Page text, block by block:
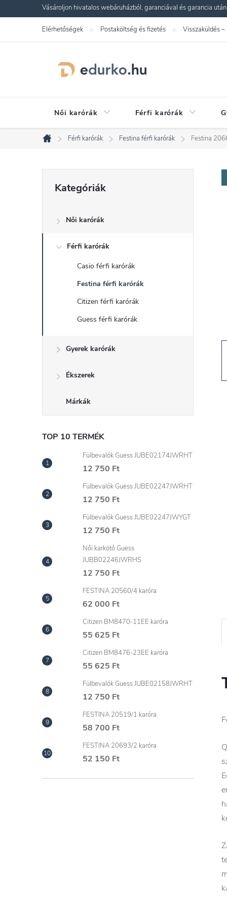
a
Vásároljon hivatalos webáruházból, garanciával és garancia
Elérhetőségek Postaköltség és fizetés Visszaküldés –
Női karórák Férfi karórák
Kezdőlap
Férfi karórák Festina férfi karórák Festina
O
d
ó
n
e
l
átugrása
Kategóriák
Női karórák
Férfi karórák
Casio férfi karórák
Festina férfi karórák
Citizen férfi karórák
Guess férfi karórák
Gyerek karórák
Ékszerek
Márkák
TOP 10 TERMÉK
Fülbevalók Guess JUBE02174JWRHT
12 750 Ft
Fülbevalók Guess JUBE02247JWRHT
12 750 Ft
Fülbevalók Guess JUBE02247JWYGT
12 750 Ft
Női karkötő Guess
JUBB02246JWRHS
12 750 Ft
FESTINA 20560/4 karóra
62 000 Ft
Citizen BM8470-11EE karóra
55 625 Ft
Citizen BM8476-23EE karóra
55 625 Ft
Fülbevalók Guess JUBE02158JWRHT
12 750 Ft
FESTINA 20519/1 karóra
58 700 Ft
FESTINA 20693/2 karóra
52 150 Ft